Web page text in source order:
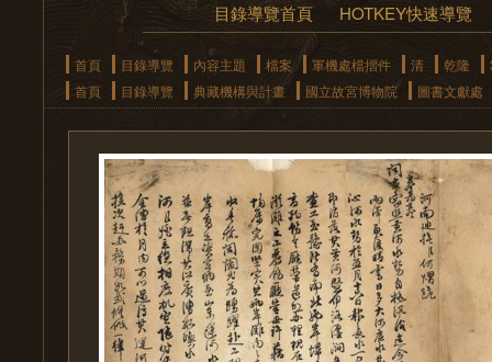
目錄導覽首頁 HOTKEY快速導覽
首頁 目錄導覽 內容主題 檔案 軍機處檔摺件 清 乾隆
首頁
目錄導覽 典藏機構與計畫 國立故宮博物院 圖書文獻處